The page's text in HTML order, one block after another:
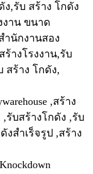
,รับ สร้าง โกดัง
งาน ขนาด
ำนักงานสอง
างโรงงาน,รับ
สร้าง โกดัง,
,สร้าง
รับสร้างโกดัง ,รับ
งสำเร็จรูป ,สร้าง